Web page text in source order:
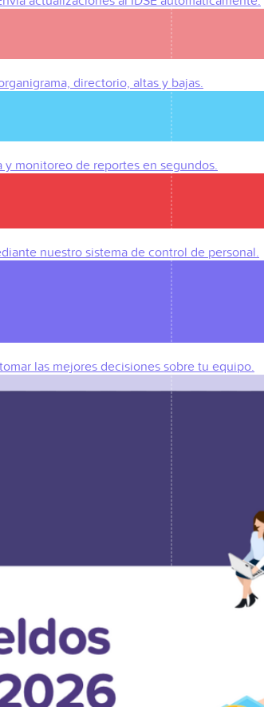
directorio, altas y bajas.
monitoreo de reportes en segundos.
nuestro sistema de control de personal.
las mejores decisiones sobre tu equipo.